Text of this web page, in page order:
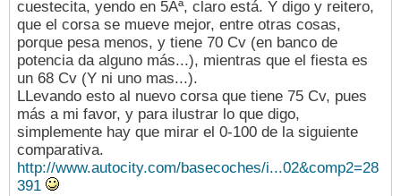
cuestecita, yendo en 5Âª, claro está. Y digo y reitero,
que el corsa se mueve mejor, entre otras cosas,
porque pesa menos, y tiene 70 Cv (en banco de
potencia da alguno más...), mientras que el fiesta es
un 68 Cv (Y ni uno mas...).
LLevando esto al nuevo corsa que tiene 75 Cv, pues
más a mi favor, y para ilustrar lo que digo,
simplemente hay que mirar el 0-100 de la siguiente
comparativa.
http://www.autocity.com/basecoches/i...02&comp2=28
391